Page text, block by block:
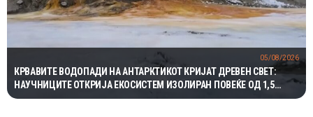
КРВАВИТЕ ВОДОПАДИ НА АНТАРКТИКОТ КРИЈАТ ДРЕВЕН СВЕТ:
НАУЧНИЦИТЕ ОТКРИЈА ЕКОСИСТЕМ ИЗОЛИРАН ПОВЕЌЕ ОД 1,5
МИЛИОНИ ГОДИНИ
05/08/2026